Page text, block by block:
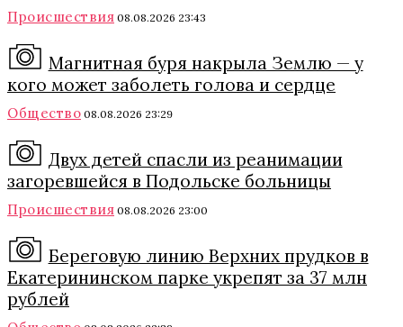
Происшествия 08.08.2026 23:43
Магнитная буря накрыла Землю — у
кого может заболеть голова и сердце
Общество 08.08.2026 23:29
Двух детей спасли из реанимации
загоревшейся в Подольске больницы
Происшествия 08.08.2026 23:00
Береговую линию Верхних прудков в
Екатерининском парке укрепят за 37 млн
рублей